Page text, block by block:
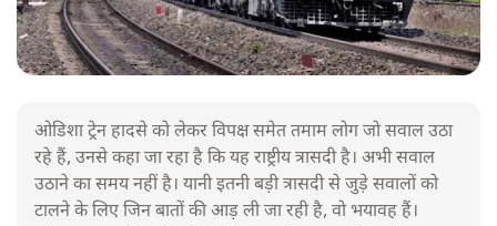
ओडिशा ट्रेन हादसे को लेकर विपक्ष समेत तमाम लोग जो सवाल उठा
रहे हैं, उनसे कहा जा रहा है कि यह राष्ट्रीय त्रासदी है। अभी सवाल
उठाने का समय नहीं है। यानी इतनी बड़ी त्रासदी से जुड़े सवालों को
टालने के लिए जिन बातों की आड़ ली जा रही है, वो भयावह हैं।